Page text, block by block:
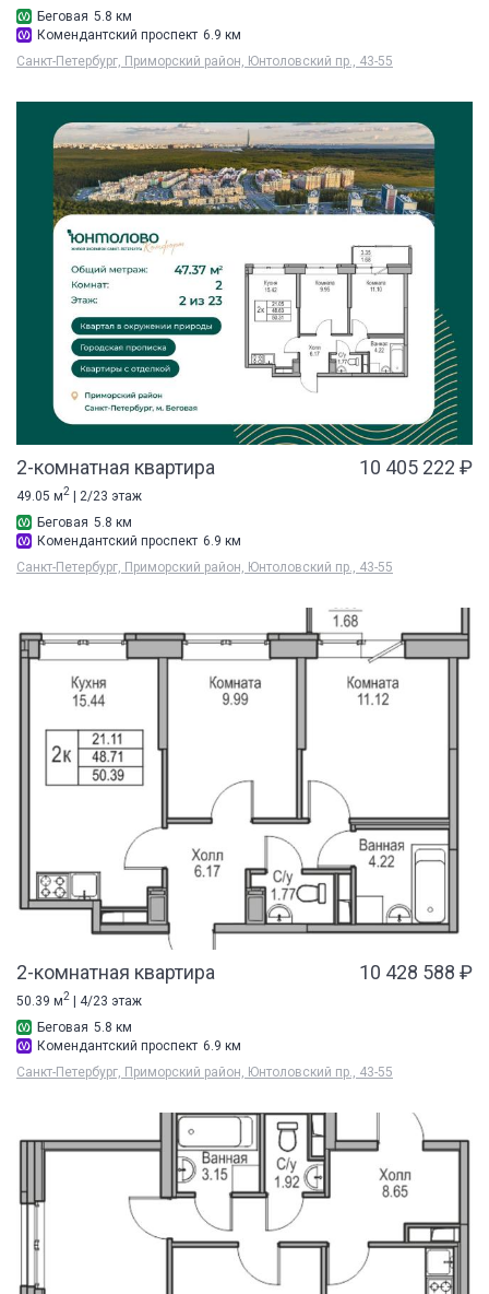
Беговая 5.8 км
Комендантский проспект 6.9 км
Санкт-Петербург, Приморский район, Юнтоловский пр., 43-55
2-комнатная квартира 10 405 222 ₽
49.05 м2 | 2/23 этаж
Беговая 5.8 км
Комендантский проспект 6.9 км
Санкт-Петербург, Приморский район, Юнтоловский пр., 43-55
2-комнатная квартира 10 428 588 ₽
50.39 м2
| 4/23 этаж
Беговая 5.8 км
Комендантский проспект 6.9 км
Санкт-Петербург, Приморский район, Юнтоловский пр., 43-55